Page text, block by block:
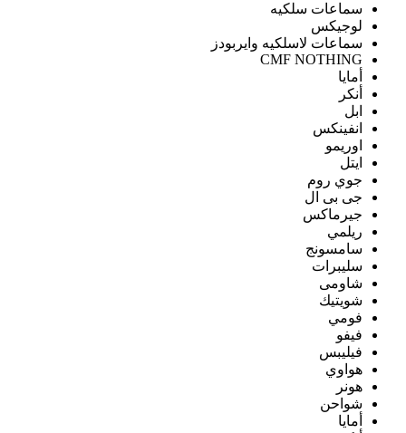
سماعات سلكيه
لوجيكس
سماعات لاسلكيه وايربودز
CMF NOTHING
أمايا
أنكر
ابل
انفينكس
اوريمو
ايتل
جوي روم
جى بى ال
جيرماكس
ريلمي
سامسونج
سليبرات
شاومى
شويتيك
فومي
فيفو
فيليبس
هواوي
هونر
شواحن
أمايا